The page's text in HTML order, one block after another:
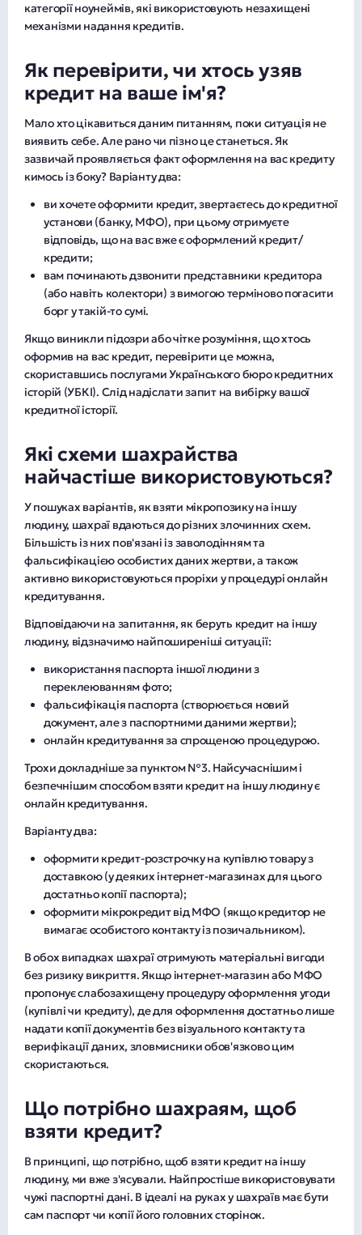
категорії ноунеймів, які використовують незахищені
механізми надання кредитів.
Як перевірити, чи хтось узяв
кредит на ваше ім'я?
Мало хто цікавиться даним питанням, поки ситуація не
виявить себе. Але рано чи пізно це станеться. Як
зазвичай проявляється факт оформлення на вас кредиту
кимось із боку? Варіанту два:
ви хочете оформити кредит, звертаєтесь до кредитної
установи (банку, МФО), при цьому отримуєте
відповідь, що на вас вже є оформлений кредит/
кредити;
вам починають дзвонити представники кредитора
(або навіть колектори) з вимогою терміново погасити
борг у такій-то сумі.
Якщо виникли підозри або чітке розуміння, що хтось
оформив на вас кредит, перевірити це можна,
скориставшись послугами Українського бюро кредитних
історій (УБКІ). Слід надіслати запит на вибірку вашої
кредитної історії.
Які схеми шахрайства
найчастіше використовуються?
У пошуках варіантів, як взяти мікропозику на іншу
людину, шахраї вдаються до різних злочинних схем.
Більшість із них пов'язані із заволодінням та
фальсифікацією особистих даних жертви, а також
активно використовуються проріхи у процедурі онлайн
кредитування.
Відповідаючи на запитання, як беруть кредит на іншу
людину, відзначимо найпоширеніші ситуації:
використання паспорта іншої людини з
переклеюванням фото;
фальсифікація паспорта (створюється новий
документ, але з паспортними даними жертви);
онлайн кредитування за спрощеною процедурою.
Трохи докладніше за пунктом №3. Найсучаснішим і
безпечнішим способом взяти кредит на іншу людину є
онлайн кредитування.
Варіанту два:
оформити кредит-розстрочку на купівлю товару з
доставкою (у деяких інтернет-магазинах для цього
достатньо копії паспорта);
оформити мікрокредит від МФО (якщо кредитор не
вимагає особистого контакту із позичальником).
В обох випадках шахраї отримують матеріальні вигоди
без ризику викриття. Якщо інтернет-магазин або МФО
пропонує слабозахищену процедуру оформлення угоди
(купівлі чи кредиту), де для оформлення достатньо лише
надати копії документів без візуального контакту та
верифікації даних, зловмисники обов'язково цим
скористаються.
Що потрібно шахраям, щоб
взяти кредит?
В принципі, що потрібно, щоб взяти кредит на іншу
людину, ми вже з'ясували. Найпростіше використовувати
чужі паспортні дані. В ідеалі на руках у шахраїв має бути
сам паспорт чи копії його головних сторінок.